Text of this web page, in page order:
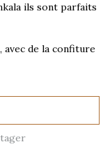
ils sont parfaits
avec de la confiture